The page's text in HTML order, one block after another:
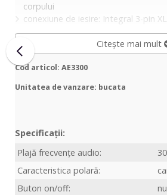
corpului
conexiune de iesire: Integral 3-pin
Citește mai mult
Cod articol: AE3300
Unitatea de vanzare: bucata
Specificații:
Plajă frecvențe audio:
Caracteristica polară:
Buton on/off:
nu